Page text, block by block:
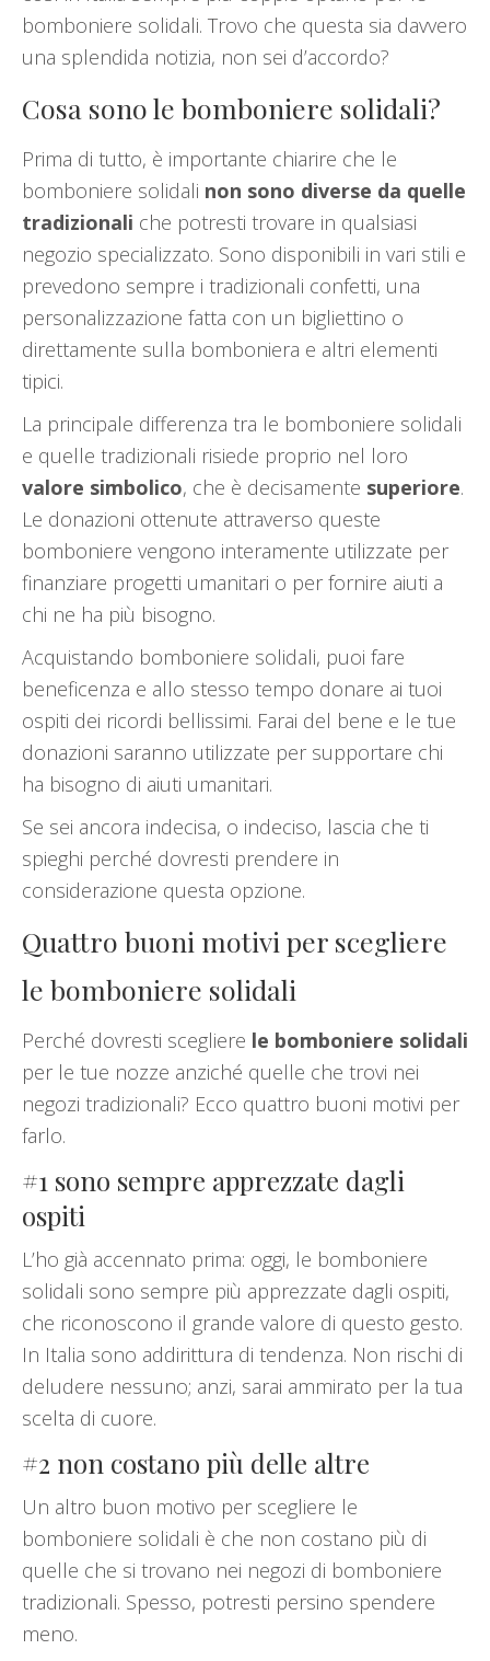
bomboniere solidali. Trovo che questa sia davvero
una splendida notizia, non sei d’accordo?
Cosa sono le bomboniere solidali?
Prima di tutto, è importante chiarire che le
bomboniere solidali non sono diverse da quelle
tradizionali che potresti trovare in qualsiasi
negozio specializzato. Sono disponibili in vari stili e
prevedono sempre i tradizionali confetti, una
personalizzazione fatta con un bigliettino o
direttamente sulla bomboniera e altri elementi
tipici.
La principale differenza tra le bomboniere solidali
e quelle tradizionali risiede proprio nel loro
valore simbolico, che è decisamente superiore.
Le donazioni ottenute attraverso queste
bomboniere vengono interamente utilizzate per
finanziare progetti umanitari o per fornire aiuti a
chi ne ha più bisogno.
Acquistando bomboniere solidali, puoi fare
beneficenza e allo stesso tempo donare ai tuoi
ospiti dei ricordi bellissimi. Farai del bene e le tue
donazioni saranno utilizzate per supportare chi
ha bisogno di aiuti umanitari.
Se sei ancora indecisa, o indeciso, lascia che ti
spieghi perché dovresti prendere in
considerazione questa opzione.
Quattro buoni motivi per scegliere
le bomboniere solidali
Perché dovresti scegliere le bomboniere solidali
per le tue nozze anziché quelle che trovi nei
negozi tradizionali? Ecco quattro buoni motivi per
farlo.
#1 sono sempre apprezzate dagli
ospiti
L’ho già accennato prima: oggi, le bomboniere
solidali sono sempre più apprezzate dagli ospiti,
che riconoscono il grande valore di questo gesto.
In Italia sono addirittura di tendenza. Non rischi di
deludere nessuno; anzi, sarai ammirato per la tua
scelta di cuore.
#2 non costano più delle altre
Un altro buon motivo per scegliere le
bomboniere solidali è che non costano più di
quelle che si trovano nei negozi di bomboniere
tradizionali. Spesso, potresti persino spendere
meno.